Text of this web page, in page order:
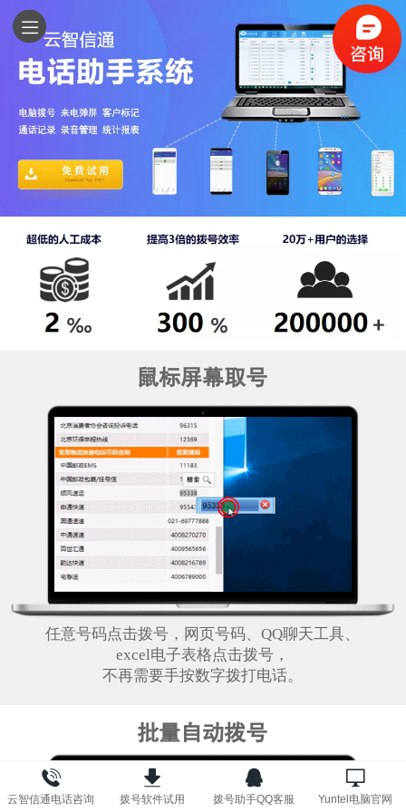
任意号码点击拨号，网页号码、QQ聊天工具、
excel电子表格点击拨号，
不再需要手按数字拨打电话。
鼠标屏幕取号
批量自动拨号
云智信通电话咨询 拨号软件试用 拨号助手QQ客服 Yuntel电脑官网